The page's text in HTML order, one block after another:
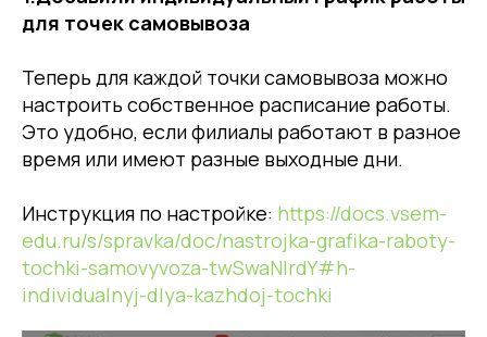
для точек самовывоза
Теперь для каждой точки самовывоза можно
настроить собственное расписание работы.
Это удобно, если филиалы работают в разное
время или имеют разные выходные дни.
Инструкция по настройке: https://docs.vsem-
edu.ru/s/spravka/doc/nastrojka-grafika-raboty-
tochki-samovyvoza-twSwaNlrdY#h-
individualnyj-dlya-kazhdoj-tochki